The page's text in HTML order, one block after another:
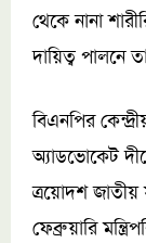
থেকে নানা
দায়িত্ব পালনে
বিএনপির
অ্যাডভোকেট
ত্রয়োদশ জাতীয়
ফেব্রুয়ারি